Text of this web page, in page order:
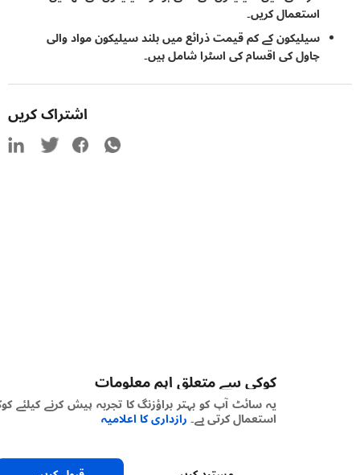
استعمال کریں۔
سیلیکون کے کم قیمت ذرائع میں بلند سیلیکون مواد والی
چاول کی اقسام کی اسٹرا شامل ہیں۔
اشتراک کریں
کوکی سے متعلق اہم معلومات
یہ سائٹ آپ کو بہتر براؤزنگ کا تجربہ پیش کرنے کیلئے کوکیز
استعمال کرتی ہے۔رازداری کا اعلامیہ